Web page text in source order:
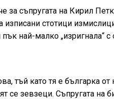
за съпругата на Кирил
изписани стотици
най-малко „изригнала“ с
тъй като тя е българка
се зевзеци. Съпругата